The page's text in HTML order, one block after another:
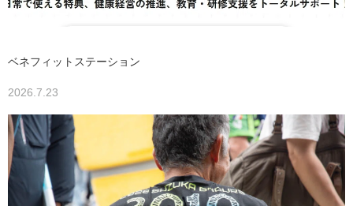
ベネフィットステーション
2026.7.23